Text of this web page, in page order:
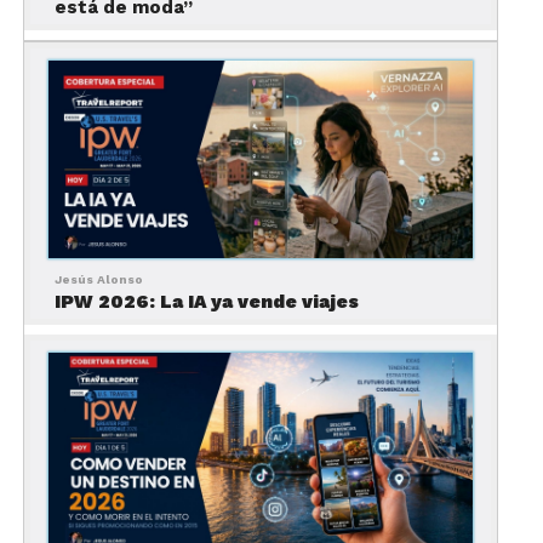
Servicios Premium
NIS DMC se distingue por ofrecer servicios de alta
gama que garantizan comodidad y exclusividad,
incluyendo:
está de moda”
Jesús Alonso
IPW 2026: La IA ya vende viajes